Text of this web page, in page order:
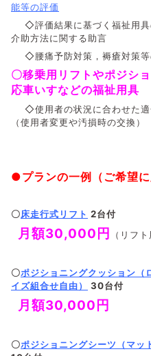
能等の評価
◇評価結果に基づく福祉用具
介助方法に関する助言
◇腰痛予防対策，褥瘡対策
〇移乗用リフトやポジシ
応車いすなどの福祉用具
◇使用者の状況に合わせた適
（使用者変更や汚損時の交換）
●プランの一例（ご希望に
〇床走行式リフト 2台付
月額30,000 円 （リフ
〇ポジショニングクッション
イズ組合せ自由）
30台付
月額30,000円
〇ポジショニングシーツ（マッ